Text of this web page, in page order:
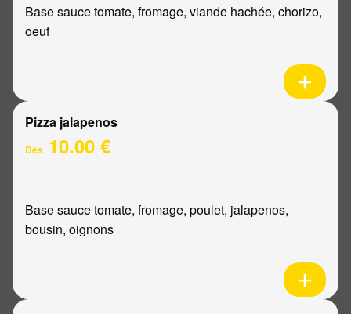
Base sauce tomate, fromage, viande hachée, chorizo,
oeuf
Pizza jalapenos
Dès 10.00 €
Base sauce tomate, fromage, poulet, jalapenos,
bousin, oignons